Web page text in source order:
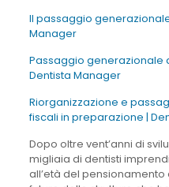
Il passaggio
Manager
Passaggio generazionale
Dentista Manager
Riorganizzazione e
fiscali in preparazione |
Dopo oltre vent’anni di
migliaia di dentisti
all’età del